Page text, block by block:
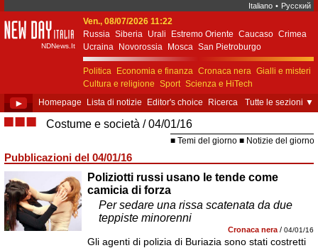
Italiano • Русский
New Day Italia
NDNews.It
Ven., 08/07/2026 11:22
Russia Siberia Urali Estremo Oriente Caucaso Crimea
Ucraina
Novorossia Mosca San Pietroburgo
Ekaterinburgo Kiev Simferopol
Sebastopoli
Politica
Economia e finanza Cronaca nera Gialli e misteri
Cultura e religione Sport Scienza e HiTech
Costume e società
Unione Europea
► Homepage Lista di notizie Editor's choice Ricerca Tutte le sezioni ▼
■■■ Costume e società 04/01/16
Temi del giorno Notizie del giorno
Pubblicazioni del 04/01/16
Poliziotti russi usano le tende come
camicia di forza
Per sedare una rissa scatenata da due
teppiste minorenni
Cronaca nera / 04/01/16
Gli agenti di polizia di Buriazia sono stati costretti